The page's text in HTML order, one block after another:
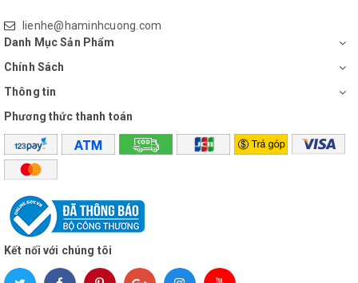
lienhe@haminhcuong.com
Danh Mục Sản Phẩm
Chính Sách
Thông tin
Phương thức thanh toán
Kết nối với chúng tôi